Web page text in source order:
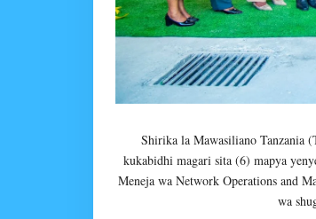
Shirika la Mawasiliano Tanzania
kukabidhi magari sita (6) mapya
Meneja wa Network Operations and
wa